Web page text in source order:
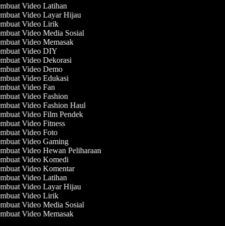
Video Latihan
Video Layar Hijau
Video Lirik
Video Media Sosial
Video Memasak
Video DIY
Video Dekorasi
Video Demo
Video Edukasi
Video Fan
Video Fashion
Video Fashion Haul
Video Film Pendek
Video Fitness
Video Foto
Video Gaming
Video Hewan Peliharaan
Video Komedi
Video Komentar
Video Latihan
Video Layar Hijau
Video Lirik
Video Media Sosial
Video Memasak